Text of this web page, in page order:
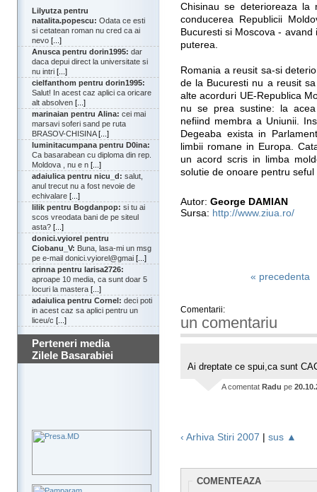
Lilyutza pentru
natalita.popescu: Odata ce esti
si cetatean roman nu cred ca ai
nevo [...]
Anusca pentru dorin1995: dar
daca depui direct la universitate si
nu intri [...]
cielfanthom pentru dorin1995:
Salut! In acest caz aplici ca oricare
alt absolven [...]
marinaian pentru Alina: cei mai
marsavi soferi sand pe ruta
BRASOV-CHISINA[...]
luminitacumpana pentru D0ina:
Ca basarabean cu diploma din rep.
Moldova , nu e n [...]
adaiulica pentru nicu_d: salut,
anul trecut nu a fost nevoie de
echivalare [...]
lilik pentru Bogdanpop: si tu ai
scos vreodata bani de pe siteul
asta? [...]
donici.vyiorel pentru
Ciobanu_V: Buna, lasa-mi un msg
pe e-mail donici.vyiorel@gmai [...]
crinna pentru larisa2726:
aproape 10 media, ca sunt doar 5
locuri la mastera [...]
adaiulica pentru Cornel: deci poti
in acest caz sa aplici pentru un
liceu/c [...]
Perteneri media
Zilele Basarabiei
Chisinau se deterioreaza
conducerea Republicii
Bucuresti si Moscova -
puterea.
Romania a reusit sa-si
de la Bucuresti nu a reusit
alte acorduri UE-Republica
nu se prea sustine: la
nefiind membra a Uniunii.
Degeaba exista in
limbii romane in Europa.
un acord scris in limba
solutie de onoare pentru
Autor: George DAMIAN
Sursa: http://www.ziua.ro/
« precedenta
Comentarii:
un comentariu
Ai dreptate ce spui,ca sunt
A comentat Radu pe
‹ Arhiva Stiri 2007 | sus ▲
COMENTEAZA